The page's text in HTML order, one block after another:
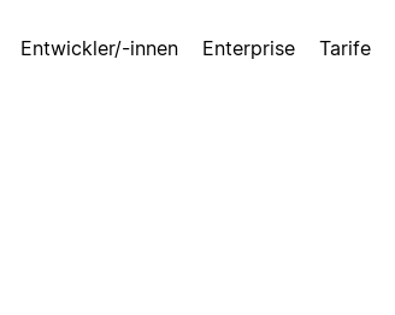
Entwickler/-innen Enterprise Tarife